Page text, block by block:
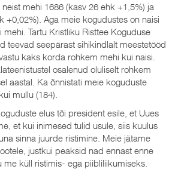
mehi 1686 (kasv 26 ehk +1,5%) ja
+0,02%). Aga meie kogudustes on naisi
Tartu Kristliku Risttee Koguduse
teevad seepärast sihikindlalt meestetööd
kaks korda rohkem mehi kui naisi.
osalenud oluliselt rohkem
aastal. Ka õnnistati meie koguduste
mullu (184).
elus tõi president esile, et Uues
et kui inimesed tulid usule, siis kuulus
sinna juurde ristimine. Meie jätame
justkui peaksid nad ennast enne
me küll ristimis- ega piibliliikumiseks.